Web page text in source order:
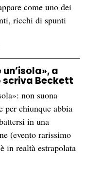
come uno dei
ricchi di spunti
a
scriva Beckett
non suona
per chiunque abbia
in una
(evento rarissimo
in realtà estrapolata